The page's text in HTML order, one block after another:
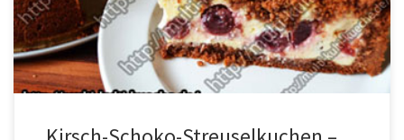
vom Teig in eine Springform (26cm) geben und damit den Boden
und den […]